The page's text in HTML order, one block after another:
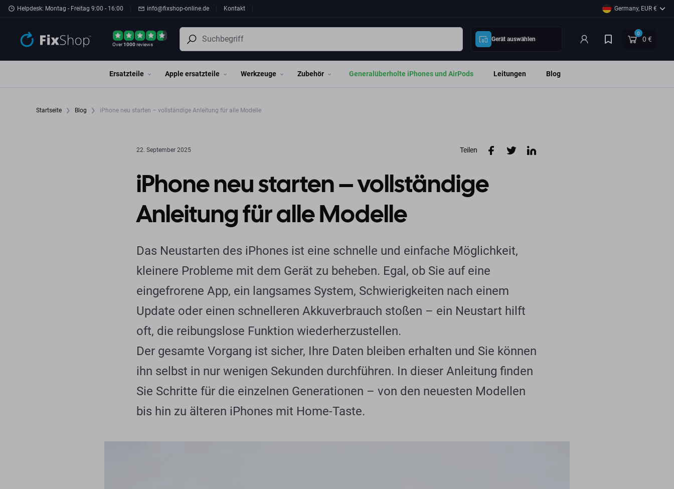
Zum Hauptinhalt springen
Helpdesk: Montag - Freitag 9:00 - 16:00 info@fixshop-online.de Kontakt Germany, EUR €
Over1000reviews
Gerät auswählen
0
0 €
Ersatzteile Apple ersatzteile Werkzeuge Zubehör Generalüberholte iPhones und AirPods Leitungen Blog
Startseite Blog iPhone neu starten – vollständige Anleitung für alle Modelle
22. September 2025 Teilen
iPhone neu starten – vollständige
Anleitung für alle Modelle
Das Neustarten des iPhones ist eine schnelle und einfache Möglichkeit,
kleinere Probleme mit dem Gerät zu beheben. Egal, ob Sie auf eine
eingefrorene App, ein langsames System, Schwierigkeiten nach einem
Update oder einen schnelleren Akkuverbrauch stoßen – ein Neustart hilft
oft, die reibungslose Funktion wiederherzustellen.
Der gesamte Vorgang ist sicher, Ihre Daten bleiben erhalten und Sie können
ihn selbst in nur wenigen Sekunden durchführen. In dieser Anleitung finden
Sie Schritte für die einzelnen Generationen – von den neuesten Modellen
bis hin zu älteren iPhones mit Home-Taste.